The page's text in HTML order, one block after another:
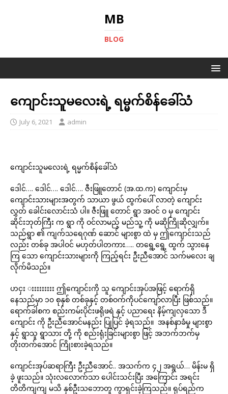
MB
BLOG
ကျောင်းသူမလေးရဲ့ ရမ္မက်စိန်ခေါ်သံ
July 6, 2021 admin
ကျောင်းသူမလေးရဲ့ ရမ္မက်စိန်ခေါ်သံ
ဒေါင်…. ဒေါင်…. ဒေါင်…. ဇီးဖြူတောင် (အ.ထ.က) ကျောင်းမှ
ကျောင်းသားများအတွက် သာယာ ဖွယ် ထွက်ပေါ် လာတဲ့ ကျောင်း
လွှတ် ခေါင်းလောင်းသံ ပါ။ ဇီးဖြူ တောင် ရွာ အဝင် ဝ မှ ကျောင်း
ဆိုင်းဘုတ်ကြီး က ရွာ ကို ဝင်လာမည့် မည်သူ့ ကို မဆိုကြိုဆိုလျှက်။
သည်ရွာ ၏ ကျက်သရေဂုဏ် ဆောင် များစွာ ထဲ မှ ဤကျောင်းသည်
လည်း တစ်ခု အပါဝင် မဟုတ်ပါတကား….. တရွေ့ရွေ့ ထွက် သွားနေ
ကြ သော ကျောင်းသားများကို ကြည့်ရင်း ဦးညီအောင် သက်မလေး ချ
လိုက်မိသည်။
ဟငှး းးးးးးးးး ဤကျောင်းကို သူ ကျောင်းအုပ်အဖြင့် ရောက်ရှိ
နေသည်မှာ ၁၀ စုနှစ် တစ်ခုနှင့် တစ်ဝက်ကိုပင်ကျော်လာပြီး ဖြစ်သည်။
ရောက်ခါစက စည်းကမ်းပိုင်းဖရိုဖရဲ နှင့် ပညာရေး နိမ့်ကျလှသော ဒီ
ကျောင်း ကို ဦးညီအောင်မနည်း ပြုပြင် ခဲ့ရသည်။ အနစ်နာခံမှု များစွာ
နှင့် ရွာသူ ရွာသား တို့ ကို စည်းရုံးခြင်းများစွာ ဖြင့် အဘက်ဘက်မှ
တိုးတက်အောင် ကြိုးစားခဲ့ရသည်။
ကျောင်းအုပ်ဆရာကြီး ဦးညီအောင်.. အသက်က ၄၂ အရွယ်… မိန်းမ ရှိ
ခဲ့ ဖူးသည်။ သုံးလလောက်သာ ပေါင်းသင်းပြီး အကြောင်း အရင်း
တိတိကျကျ မသိ နှစ်ဦးသဘောတူ ကွာရှင်းခဲ့ကြသည်။ ရုပ်ရည်က